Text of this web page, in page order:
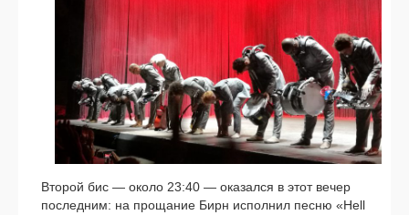
Второй бис — око­ло 23:40 — ока­зал­ся в этот вечер
послед­ним: на про­ща­ние Бирн испол­нил пес­ню «Hell